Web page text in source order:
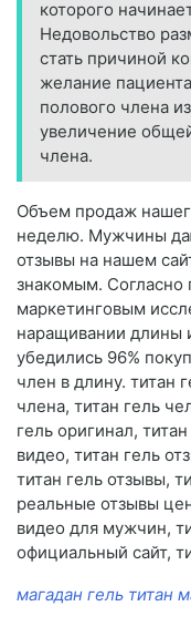
которого
Недовольство
стать причиной
желание
полового члена
увеличение
члена.
Объем продаж
неделю. Мужчины
отзывы на нашем
знакомым. Согласно
маркетинговым
наращивании длины
убедились 96%
член в длину. титан
члена, титан гель
гель оригинал,
видео, титан гель
титан гель отзывы,
реальные отзывы
видео для мужчин,
официальный сайт,
магадан гель титан